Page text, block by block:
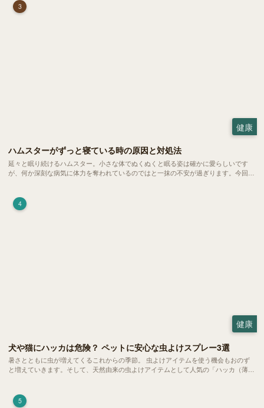
3
健康
ハムスターがずっと寝ている時の原因と対処法
延々と眠り続けるハムスター。小さな体でぬくぬくと眠る姿は確かに愛らしいです
が、何か深刻な病気に体力を奪われているのではと一抹の不安が過ぎります。今回
4
健康
犬や猫にハッカは危険？ ペットに安心な虫よけスプレー3選
暑さとともに虫が増えてくるこれからの季節。 虫よけアイテムを使う機会もおのず
と増えていきます。そして、天然由来の虫よけアイテムとして人気の「ハッカ（薄
5